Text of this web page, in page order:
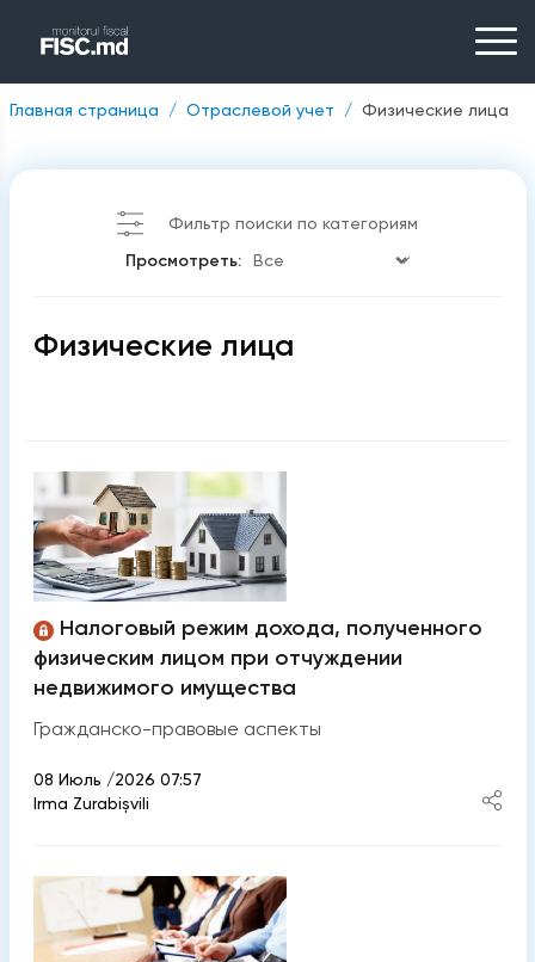
Главная страница Отраслевой учет Физические лица
Фильтр поиски по категориям
Просмотреть:
Физические лица
Налоговый режим дохода, полученного
физическим лицом при отчуждении
недвижимого имущества
​Гражданско-правовые аспекты
08 Июль /2026 07:57
Irma Zurabișvili